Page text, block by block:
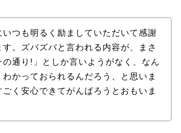
いつも明るく励ましていただいて感謝
す。ズバズバと言われる内容が、まさ
の通り!」としか言いようがなく、なん
わかっておられるんだろう、と思いま
ごく安心できてがんばろうとおもいま